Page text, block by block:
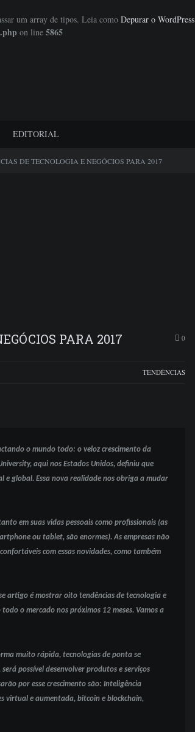
um array de tipos. Leia como Depurar o WordPress
on line 5865
EDITORIAL
DE TECNOLOGIA E NEGÓCIOS PARA 2017
PARA 2017 0
TENDÊNCIAS
o mundo todo: o veloz crescimento da
aqui nos Estados Unidos, definiu que
e global. Essa nova realidade nos obriga a mudar
em suas vidas pessoais como profissionais (as
ou tablet, são enormes). As empresas não
com essas novidades, como também
artigo é mostrar oito tendências de tecnologia e
o mercado nos próximos 12 meses. Vamos a
muito rápida, tecnologias de ponta se
possível desenvolver produtos e serviços
por esse crescimento são: Inteligência
virtual e aumentada, bitcoin e blockchain,